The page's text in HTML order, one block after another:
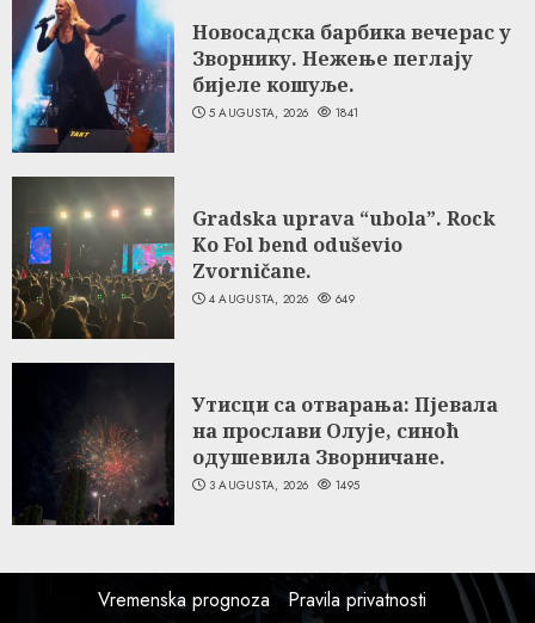
Новосадска барбика вечерас у
Зворнику. Нежење пеглају
бијеле кошуље.
5 AUGUSTA, 2026 1841
Gradska uprava “ubola”. Rock
Ko Fol bend oduševio
Zvorničane.
4 AUGUSTA, 2026 649
Утисци са отварања: Пјевала
на прослави Олује, синоћ
одушевила Зворничане.
3 AUGUSTA, 2026 1495
Vremenska prognoza Pravila privatnosti